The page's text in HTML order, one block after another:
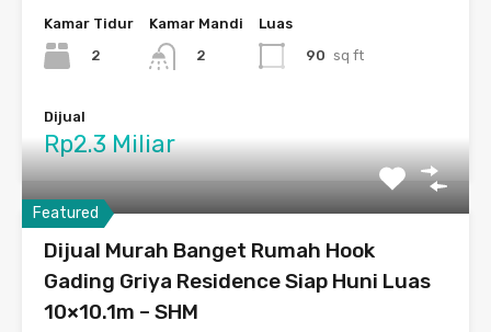
Kamar Tidur
2
Kamar Mandi
2
Luas
90 sq ft
Dijual
Rp2.3 Miliar
Featured
Dijual Murah Banget Rumah Hook
Gading Griya Residence Siap Huni Luas
10×10.1m – SHM